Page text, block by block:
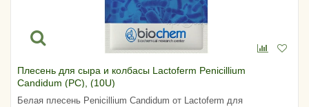
Плесень для сыра и колбасы Lactoferm Penicillium
Candidum (PC), (10U)
Белая плесень Penicillium Candidum от Lactoferm для